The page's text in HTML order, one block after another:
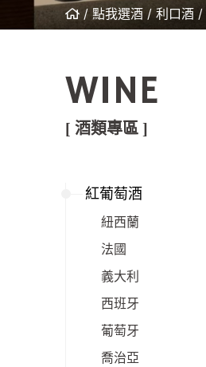
點我選酒 利口酒
WINE
[ 酒類專區 ]
紅葡萄酒
紐西蘭
法國
義大利
西班牙
葡萄牙
喬治亞